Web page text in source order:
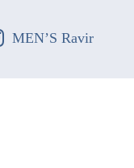
MEN’S Ravir